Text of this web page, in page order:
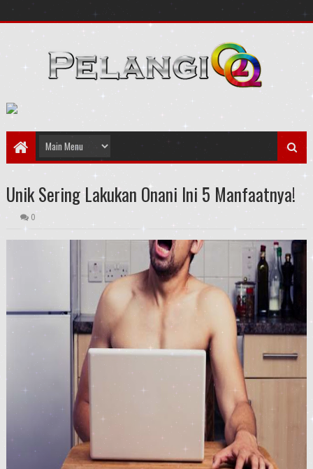
Unik Sering Lakukan Onani Ini 5 Manfaatnya!
0